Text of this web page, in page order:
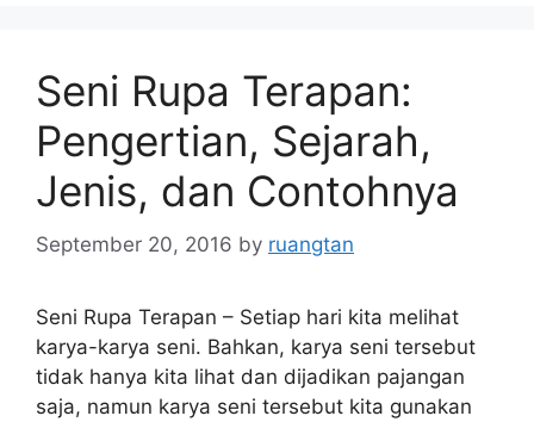
Seni Rupa Terapan:
Pengertian, Sejarah,
Jenis, dan Contohnya
September 20, 2016 by ruangtan
Seni Rupa Terapan – Setiap hari kita melihat
karya-karya seni. Bahkan, karya seni tersebut
tidak hanya kita lihat dan dijadikan pajangan
saja, namun karya seni tersebut kita gunakan